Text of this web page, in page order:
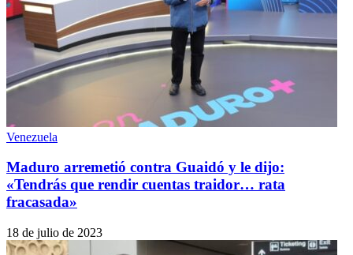
Venezuela
Maduro arremetió contra Guaidó y le dijo:
«Tendrás que rendir cuentas traidor… rata
fracasada»
18 de julio de 2023